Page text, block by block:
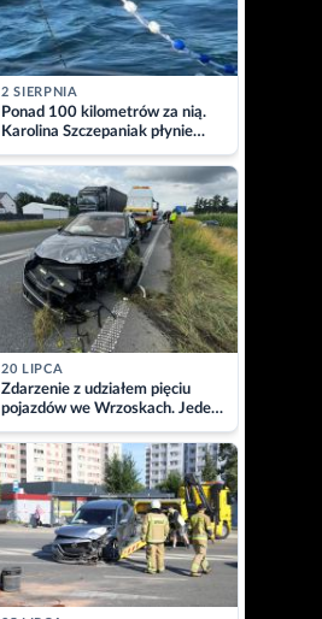
2 SIERPNIA
Ponad 100 kilometrów za nią.
Karolina Szczepaniak płynie
przez Bałtyk dla Piotra.
Aktualizacja
20 LIPCA
Zdarzenie z udziałem pięciu
pojazdów we Wrzoskach. Jeden
z kierowców zabrany w
kajdankach